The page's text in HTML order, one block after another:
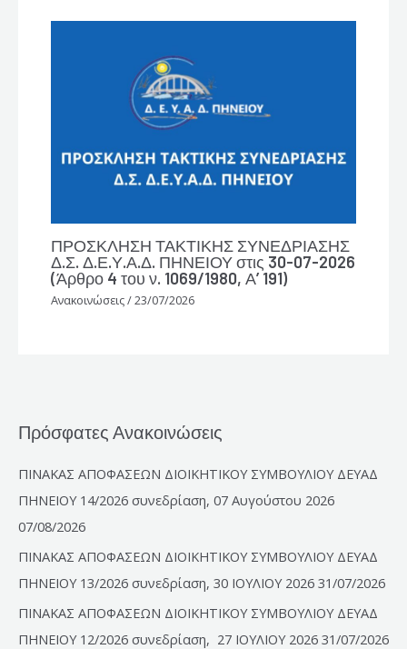
ΠΡΟΣΚΛΗΣΗ ΤΑΚΤΙΚΗΣ ΣΥΝΕΔΡΙΑΣΗΣ
Δ.Σ. Δ.Ε.Υ.Α.Δ. ΠΗΝΕΙΟΥ στις 30-07-2026
(Άρθρο 4 του ν. 1069/1980, Α’ 191)
Ανακοινώσεις/23/07/2026
Πρόσφατες Ανακοινώσεις
ΠΙΝΑΚΑΣ ΑΠΟΦΑΣΕΩΝ ΔΙΟΙΚΗΤΙΚΟΥ ΣΥΜΒΟΥΛΙΟΥ ΔΕΥΑΔ
ΠΗΝΕΙΟΥ 14/2026 συνεδρίαση, 07 Αυγούστου 2026
07/08/2026
ΠΙΝΑΚΑΣ ΑΠΟΦΑΣΕΩΝ ΔΙΟΙΚΗΤΙΚΟΥ ΣΥΜΒΟΥΛΙΟΥ ΔΕΥΑΔ
ΠΗΝΕΙΟΥ 13/2026 συνεδρίαση, 30 ΙΟΥΛΙΟΥ 2026 31/07/2026
ΠΙΝΑΚΑΣ ΑΠΟΦΑΣΕΩΝ ΔΙΟΙΚΗΤΙΚΟΥ ΣΥΜΒΟΥΛΙΟΥ ΔΕΥΑΔ
ΠΗΝΕΙΟΥ 12/2026 συνεδρίαση, 27 ΙΟΥΛΙΟΥ 2026 31/07/2026
Search